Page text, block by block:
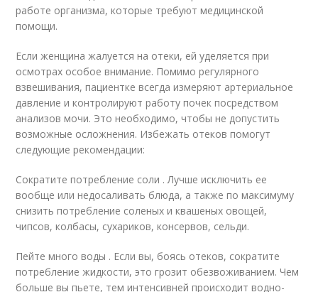
работе организма, которые требуют медицинской
помощи.
Если женщина жалуется на отеки, ей уделяется при
осмотрах особое внимание. Помимо регулярного
взвешивания, пациентке всегда измеряют артериальное
давление и контролируют работу почек посредством
анализов мочи. Это необходимо, чтобы не допустить
возможные осложнения. Избежать отеков помогут
следующие рекомендации:
Сократите потребление соли . Лучше исключить ее
вообще или недосаливать блюда, а также по максимуму
снизить потребление соленых и квашеных овощей,
чипсов, колбасы, сухариков, консервов, сельди.
Пейте много воды . Если вы, боясь отеков, сократите
потребление жидкости, это грозит обезвоживанием. Чем
больше вы пьете, тем интенсивней происходит водно-